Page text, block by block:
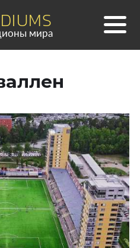
мира